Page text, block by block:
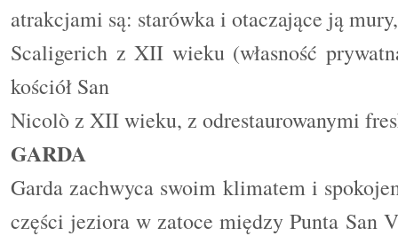
atrakcjami są: starówka i otaczające ją
Scaligerich z XII wieku (własność
kościół San
Nicolò z XII wieku, z odrestaurowanymi
GARDA
Garda zachwyca swoim klimatem i
części jeziora w zatoce między Punta San